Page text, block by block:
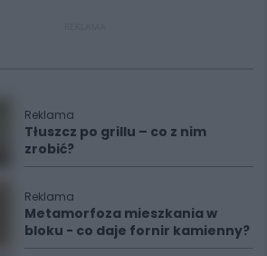
Reklama
Tłuszcz po grillu – co z nim
zrobić?
Reklama
Metamorfoza mieszkania w
bloku - co daje fornir kamienny?